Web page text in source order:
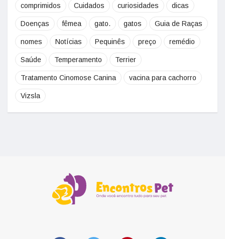
comprimidos Cuidados curiosidades dicas
Doenças fêmea gato. gatos Guia de Raças
nomes Notícias Pequinês preço remédio
Saúde Temperamento Terrier
Tratamento Cinomose Canina vacina para cachorro
Vizsla